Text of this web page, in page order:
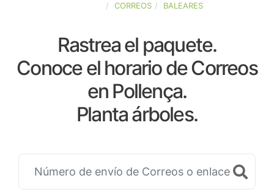
CORREOS BALEARES
Rastrea el paquete.
Conoce el horario de Correos
en Pollença.
Planta árboles.